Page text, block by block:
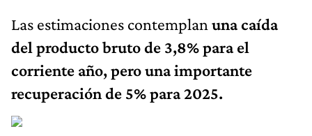
Las estimaciones contemplan una caída
del producto bruto de 3,8% para el
corriente año, pero una importante
recuperación de 5% para 2025.